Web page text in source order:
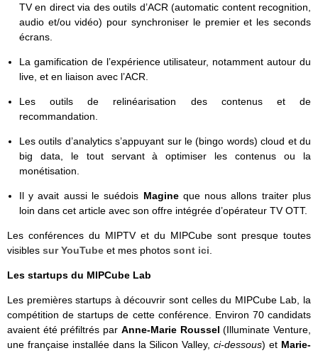
TV en direct via des outils d’ACR (automatic content recognition,
audio et/ou vidéo) pour synchroniser le premier et les seconds
écrans.
La gamification de l’expérience utilisateur, notamment autour du
live, et en liaison avec l’ACR.
Les outils de relinéarisation des contenus et de
recommandation.
Les outils d’analytics s’appuyant sur le (bingo words) cloud et du
big data, le tout servant à optimiser les contenus ou la
monétisation.
Il y avait aussi le suédois Magine que nous allons traiter plus
loin dans cet article avec son offre intégrée d’opérateur TV OTT.
Les conférences du MIPTV et du MIPCube sont presque toutes
visibles sur YouTube et mes photos sont ici
Les startups du MIPCube Lab
Les premières startups à découvrir sont celles du MIPCube Lab, la
compétition de startups de cette conférence. Environ 70 candidats
avaient été préfiltrés par Anne-Marie Roussel (Illuminate Venture,
une française installée dans la Silicon Valley,ci-dessous) et Marie-